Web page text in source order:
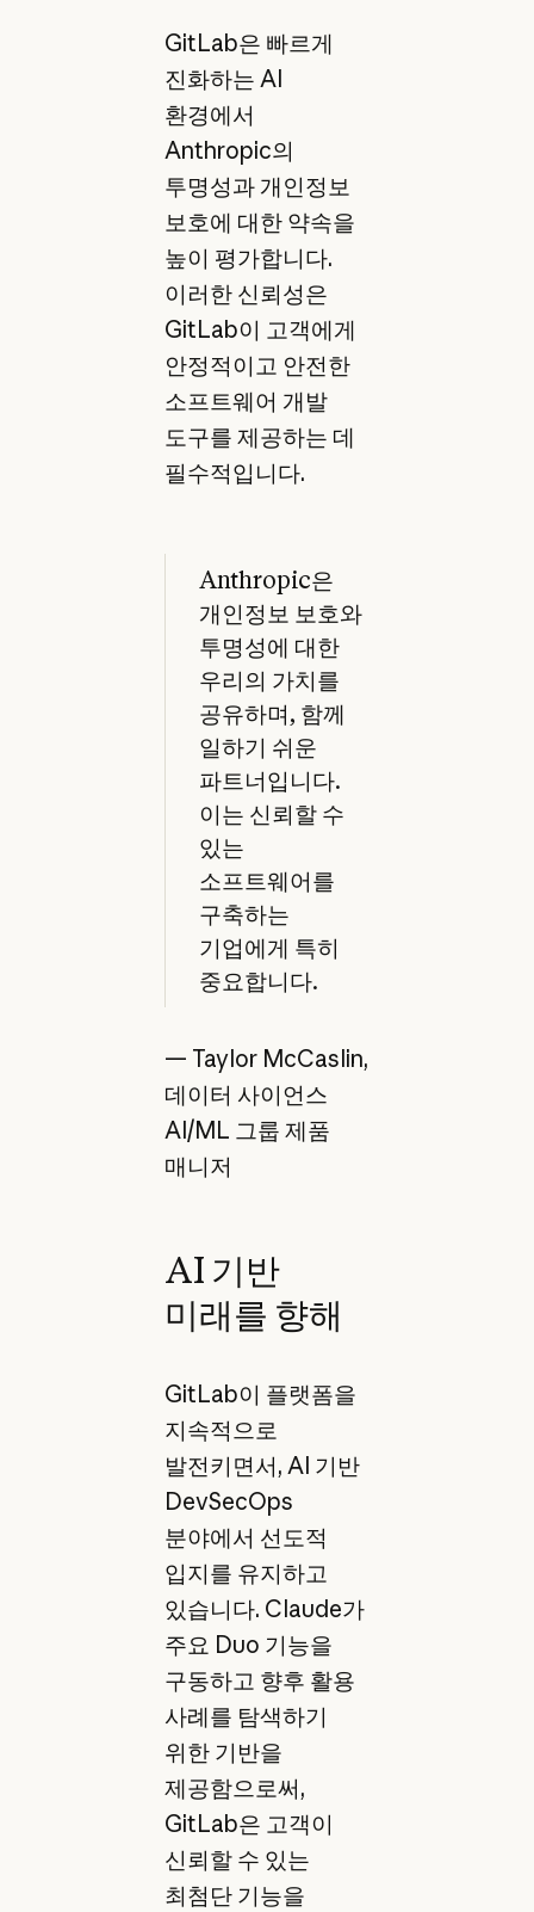
GitLab은 빠르게
진화하는 AI
환경에서
Anthropic의
투명성과 개인정보
보호에 대한 약속을
높이 평가합니다.
이러한 신뢰성은
GitLab이 고객에게
안정적이고 안전한
소프트웨어 개발
도구를 제공하는 데
필수적입니다.
Anthropic은
개인정보 보호와
투명성에 대한
우리의 가치를
공유하며, 함께
일하기 쉬운
파트너입니다.
이는 신뢰할 수
있는
소프트웨어를
구축하는
기업에게 특히
중요합니다.
— Taylor McCaslin,
데이터 사이언스
AI/ML 그룹 제품
매니저
AI 기반
미래를 향해
GitLab이 플랫폼을
지속적으로
발전키면서, AI 기반
DevSecOps
분야에서 선도적
입지를 유지하고
있습니다. Claude가
주요 Duo 기능을
구동하고 향후 활용
사례를 탐색하기
위한 기반을
제공함으로써,
GitLab은 고객이
신뢰할 수 있는
최첨단 기능을